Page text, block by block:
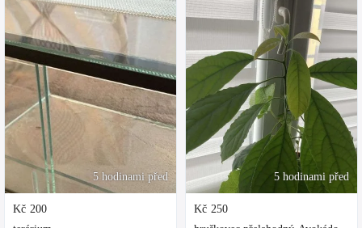
5 hodinami před
Kč 200
5 hodinami před
Kč 250